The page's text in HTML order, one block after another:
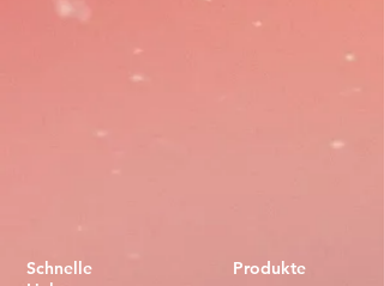
Schnelle
Produkte